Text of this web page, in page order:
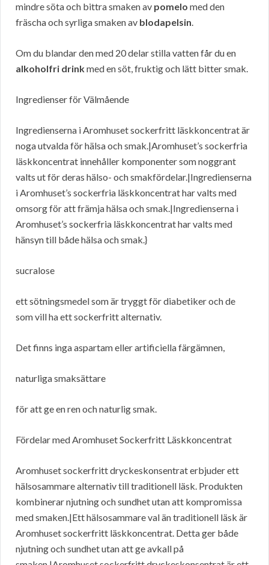
mindre söta och bittra smaken av pomelo med den
fräscha och syrliga smaken av blodapelsin.
Om du blandar den med 20 delar stilla vatten får du en
alkoholfri drinkmed en söt, fruktig och lätt bitter smak.
Ingredienser för Välmående
Ingredienserna i Aromhuset sockerfritt läskkoncentrat är
noga utvalda för hälsa och smak.|Aromhuset’s sockerfria
läskkoncentrat innehåller komponenter som noggrant
valts ut för deras hälso- och smakfördelar.|Ingredienserna
i Aromhuset’s sockerfria läskkoncentrat har valts med
omsorg för att främja hälsa och smak.|Ingredienserna i
Aromhuset’s sockerfria läskkoncentrat har valts med
hänsyn till både hälsa och smak.}
sucralose
ett sötningsmedel som är tryggt för diabetiker och de
som vill ha ett sockerfritt alternativ.
Det finns inga aspartam eller artificiella färgämnen,
naturliga smaksättare
för att ge en ren och naturlig smak.
Fördelar med Aromhuset Sockerfritt Läskkoncentrat
Aromhuset sockerfritt dryckeskonsentrat erbjuder ett
hälsosammare alternativ till traditionell läsk. Produkten
kombinerar njutning och sundhet utan att kompromissa
med smaken.|Ett hälsosammare val än traditionell läsk är
Aromhuset sockerfritt läskkoncentrat. Detta ger både
njutning och sundhet utan att ge avkall på